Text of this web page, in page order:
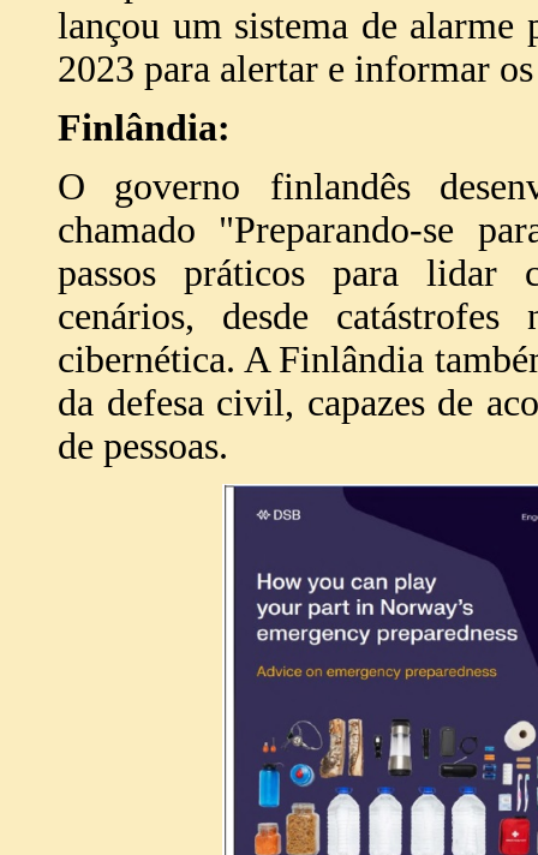
lançou um sistema de alarme
2023 para alertar e informar
Finlândia:
O governo finlandês
chamado "Preparando-se
passos práticos para lidar
cenários, desde catástrofes
cibernética. A Finlândia
da defesa civil, capazes de
de pessoas.